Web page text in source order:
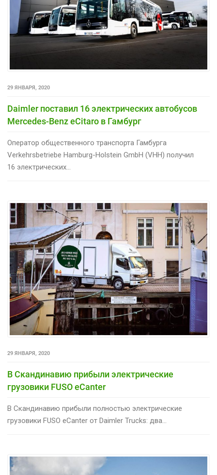
29 ЯНВАРЯ, 2020
Daimler поставил 16 электрических автобусов
Mercedes-Benz eCitaro в Гамбург
Оператор общественного транспорта Гамбурга
Verkehrsbetriebe Hamburg-Holstein GmbH (VHH) получил
16 электрических...
29 ЯНВАРЯ, 2020
В Скандинавию прибыли электрические
грузовики FUSO eCanter
В Скандинавию прибыли полностью электрические
грузовики FUSO eCanter от Daimler Trucks: два...